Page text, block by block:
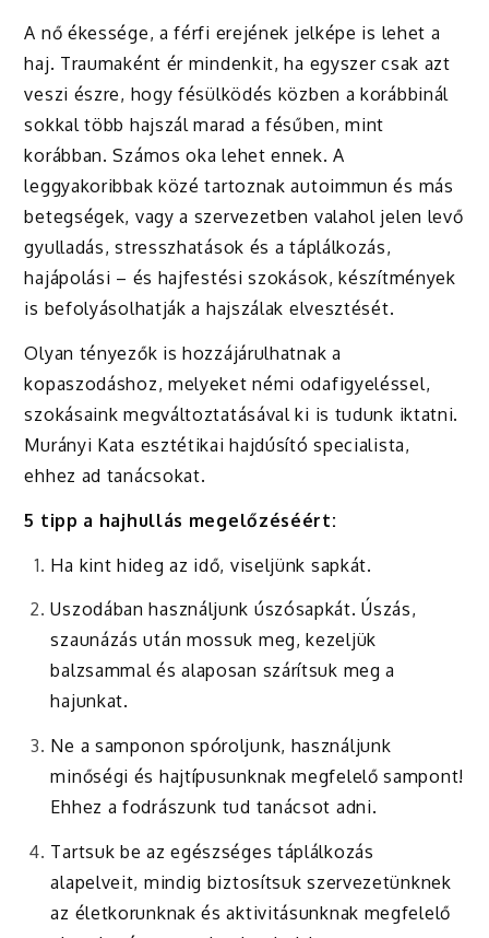
A nő ékessége, a férfi erejének jelképe is lehet a
haj. Traumaként ér mindenkit, ha egyszer csak azt
veszi észre, hogy fésülködés közben a korábbinál
sokkal több hajszál marad a fésűben, mint
korábban. Számos oka lehet ennek. A
leggyakoribbak közé tartoznak autoimmun és más
betegségek, vagy a szervezetben valahol jelen levő
gyulladás, stresszhatások és a táplálkozás,
hajápolási – és hajfestési szokások, készítmények
is befolyásolhatják a hajszálak elvesztését.
Olyan tényezők is hozzájárulhatnak a
kopaszodáshoz, melyeket némi odafigyeléssel,
szokásaink megváltoztatásával ki is tudunk iktatni.
Murányi Kata esztétikai hajdúsító specialista,
ehhez ad tanácsokat.
5 tipp a hajhullás megelőzéséért:
Ha kint hideg az idő, viseljünk sapkát.
Uszodában használjunk úszósapkát. Úszás,
szaunázás után mossuk meg, kezeljük
balzsammal és alaposan szárítsuk meg a
hajunkat.
Ne a samponon spóroljunk, használjunk
minőségi és hajtípusunknak megfelelő sampont!
Ehhez a fodrászunk tud tanácsot adni.
Tartsuk be az egészséges táplálkozás
alapelveit, mindig biztosítsuk szervezetünknek
az életkorunknak és aktivitásunknak megfelelő